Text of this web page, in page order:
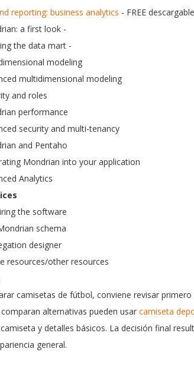
reporting: business analytics - FREE descargable
a first look -
the data mart -
modeling
multidimensional modeling
and roles
performance
security and multi-tenancy
and Pentaho
Mondrian into your application
Analytics
the software
schema
designer
resources/other resources
camisetas de fútbol, conviene revisar
alternativas pueden usar camiseta
y detalles básicos. La decisión final
general.